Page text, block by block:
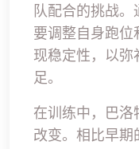
队配合的挑战
要调整自身跑
现稳定性，以
足。
在训练中，巴
改变。相比早